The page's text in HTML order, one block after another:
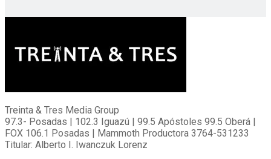
Treinta & Tres Media Group
97.3- Posadas | 102.3 Iguazú | 99.5 Apóstoles 99.5 Oberá |
FOX 106.1 Posadas | Mammoth Productora 3764-531233
Titular: Alberto I. Iwanczuk Lorenz